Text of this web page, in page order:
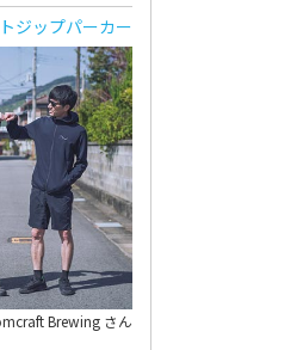
ジップパーカー
Brewing さん